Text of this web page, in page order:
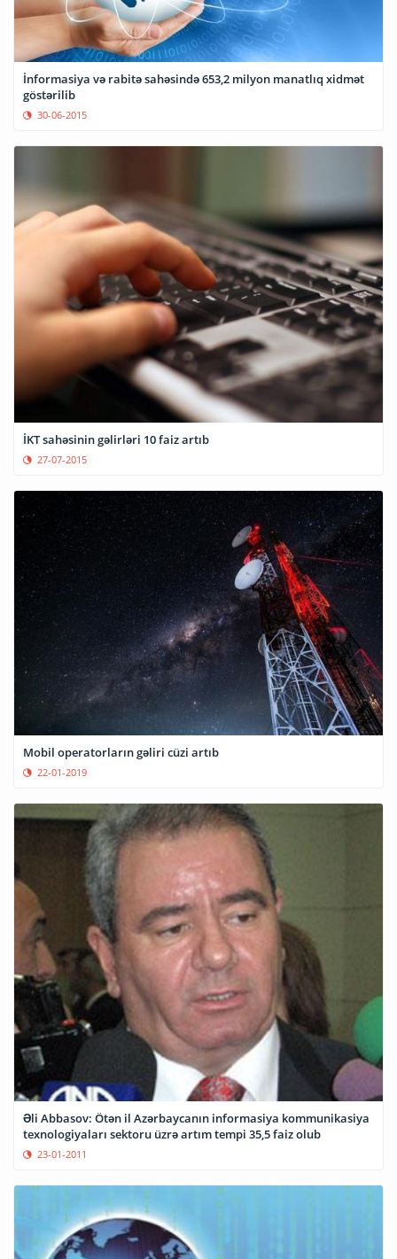
İnformasiya və rabitə sahəsində 653,2 milyon manatlıq xidmət
göstərilib
30-06-2015
İKT sahəsinin gəlirləri 10 faiz artıb
27-07-2015
Mobil operatorların gəliri cüzi artıb
22-01-2019
Əli Abbasov: Ötən il Azərbaycanın informasiya kommunikasiya
texnologiyaları sektoru üzrə artım tempi 35,5 faiz olub
23-01-2011